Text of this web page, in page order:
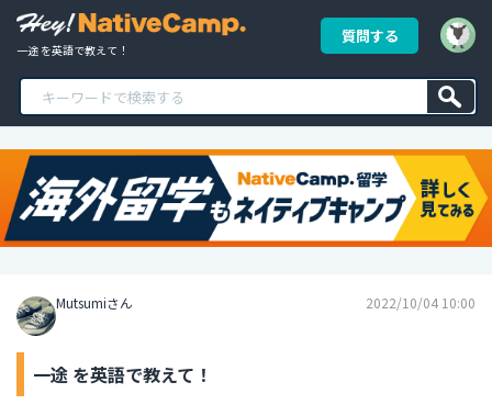
一途 を英語で教えて！
質問する
Mutsumiさん 2022/10/04 10:00
一途 を英語で教えて！